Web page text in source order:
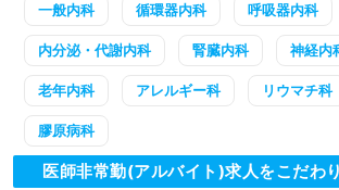
一般内科 循環器内科 呼吸器内科
内分泌・代謝内科 腎臓内科 神経内
老年内科 アレルギー科 リウマチ科
膠原病科
医師非常勤(アルバイト)求人をこだわ